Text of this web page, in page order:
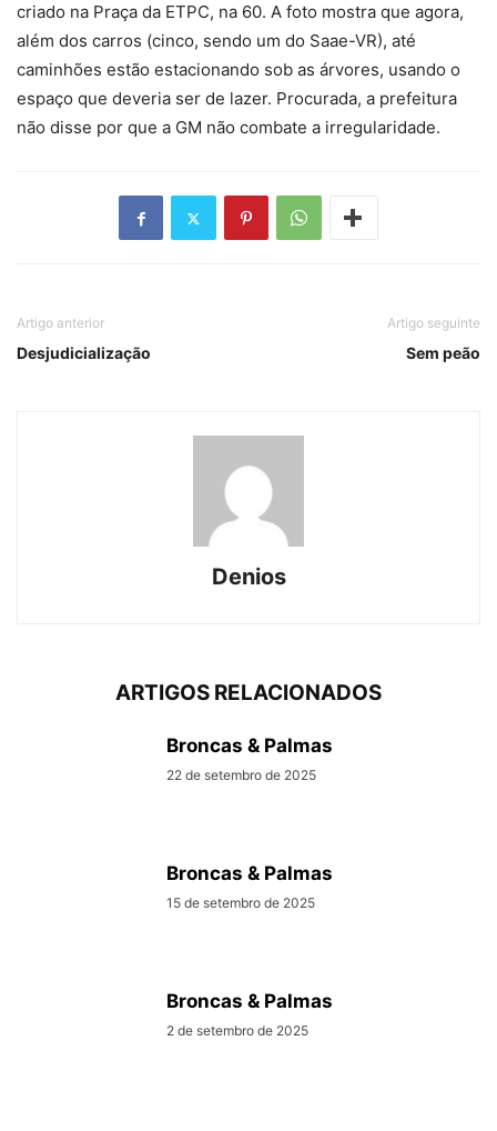
criado na Praça da ETPC, na 60. A foto mostra que agora,
além dos carros (cinco, sendo um do Saae-VR), até
caminhões estão estacionando sob as árvores, usando o
espaço que deveria ser de lazer. Procurada, a prefeitura
não disse por que a GM não combate a irregularidade.
Artigo anterior
Desjudicialização
Artigo seguinte
Sem peão
Denios
ARTIGOS RELACIONADOS
Broncas & Palmas
22 de setembro de 2025
Broncas & Palmas
15 de setembro de 2025
Broncas & Palmas
2 de setembro de 2025